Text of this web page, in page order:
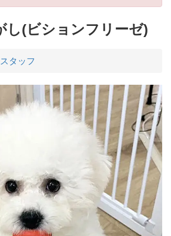
し(ビションフリーゼ)
スタッフ